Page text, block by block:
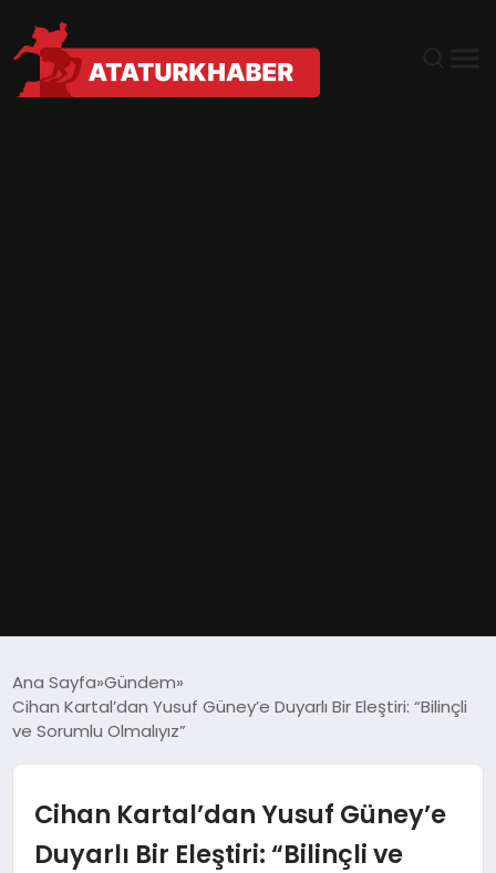
DÜNYA
Ana Sayfa Gündem
Cihan Kartal’dan Yusuf Güney’e Duyarlı Bir Eleştiri: “Bilinçli
ve Sorumlu Olmalıyız”
Cihan Kartal’dan Yusuf Güney’e
Duyarlı Bir Eleştiri: “Bilinçli ve